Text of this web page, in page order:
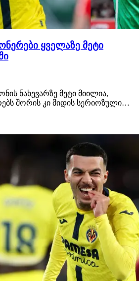
ყველაზე მეტი
ნახევარზე მეტი მიილია,
შორის კი მიდის სერიოზული
ამ მომენტისთვის
ოთარ კიტეიშვილი (12
(11 ბურთი) და ზურიკო